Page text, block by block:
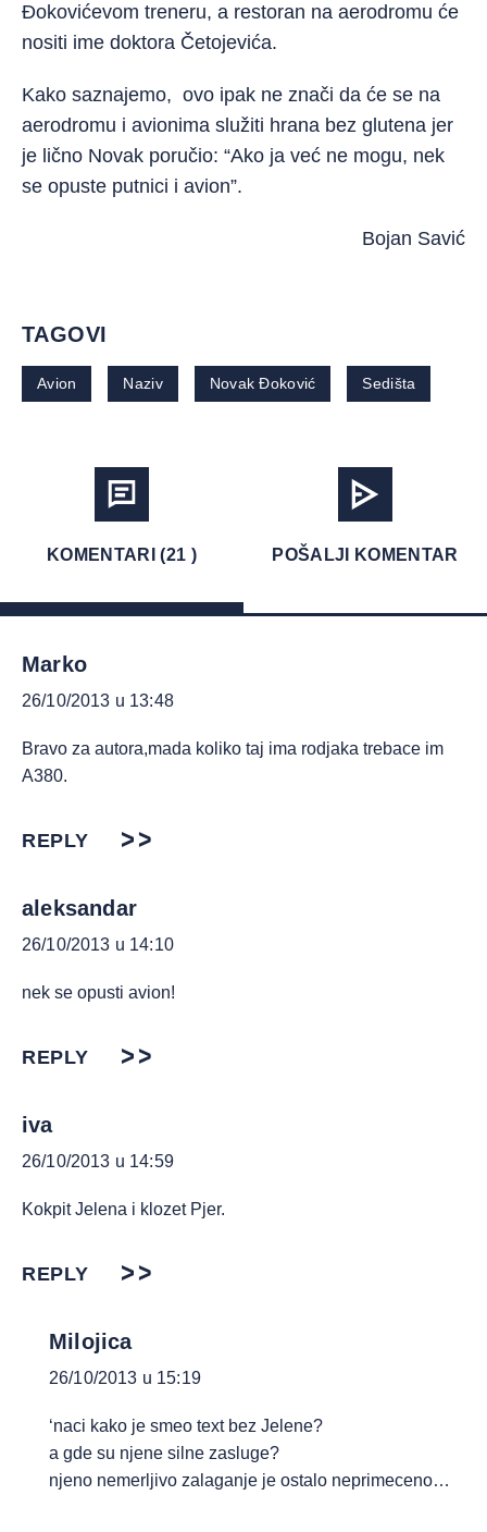
Đokovićevom treneru, a restoran na aerodromu će
nositi ime doktora Četojevića.
Kako saznajemo, ovo ipak ne znači da će se na
aerodromu i avionima služiti hrana bez glutena jer
je lično Novak poručio: “Ako ja već ne mogu, nek
se opuste putnici i avion”.
Bojan Savić
TAGOVI
Avion Naziv Novak Đoković Sedišta
KOMENTARI (21 ) POŠALJI KOMENTAR
Marko
26/10/2013 u 13:48
Bravo za autora,mada koliko taj ima rodjaka trebace im
A380.
REPLY
aleksandar
26/10/2013 u 14:10
nek se opusti avion!
REPLY
iva
26/10/2013 u 14:59
Kokpit Jelena i klozet Pjer.
REPLY
Milojica
26/10/2013 u 15:19
‘naci kako je smeo text bez Jelene?
a gde su njene silne zasluge?
njeno nemerljivo zalaganje je ostalo neprimeceno…